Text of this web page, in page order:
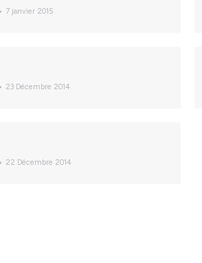
7 janvier 2015
23 Décembre 2014
22 Décembre 2014